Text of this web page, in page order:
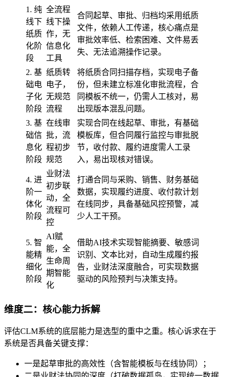
1. 纯
线下
纸质
化阶
段
全流程
线下操
作，无
信息化
工具
合同起草、审批、归档均采用纸质
文件，依赖人工传递，核心痛点是
审批效率低、检索困难、文件易丢
失、无法追溯操作记录。
2. 基
础电
子化
阶段
纸质转
电子，
无规范
流程
将纸质合同扫描存档，实现电子备
份，但未建立标准化审批流程，合
同模板不统一，仍需人工核对，易
出现版本混乱问题。
3. 基
础信
息化
阶段
在线审
批，流
程初步
规范
实现合同在线起草、审批，有基础
模板库，但合同履行监控与审批脱
节，收付款、履约进度需人工录
入，易出现核对错误。
4. 进
阶一
体化
阶段
业财法
初步联
动，全
流程可
控
打通合同与采购、销售、财务基础
数据，实现履约进度、收付款计划
在线同步，具备基础风控预警，减
少人工干预。
5. 智
能精
细化
阶段
AI赋
能，全
生命周
期智能
化
借助AI技术实现智能摘要、敏感词
识别、文本比对，自动生成履约报
告，业财法深度融合，可实现数据
驱动的风险预判与决策支持。
维度二：核心能力拆解
评估CLM系统的底层能力是选型的重中之重。核心诉求在于
系统是否具备关键支撑：
一是起草审批的高效性（含智能模板与在线协同）；